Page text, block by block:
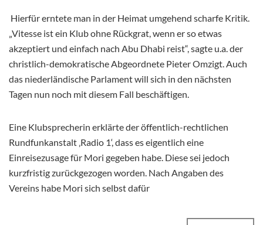
Hierfür erntete man in der Heimat umgehend scharfe Kritik.
„Vitesse ist ein Klub ohne Rückgrat, wenn er so etwas
akzeptiert und einfach nach Abu Dhabi reist“, sagte u.a. der
christlich-demokratische Abgeordnete Pieter Omzigt. Auch
das niederländische Parlament will sich in den nächsten
Tagen nun noch mit diesem Fall beschäftigen.
Eine Klubsprecherin erklärte der öffentlich-rechtlichen
Rundfunkanstalt ‚Radio 1‘, dass es eigentlich eine
Einreisezusage für Mori gegeben habe. Diese sei jedoch
kurzfristig zurückgezogen worden. Nach Angaben des
Vereins habe Mori sich selbst dafür